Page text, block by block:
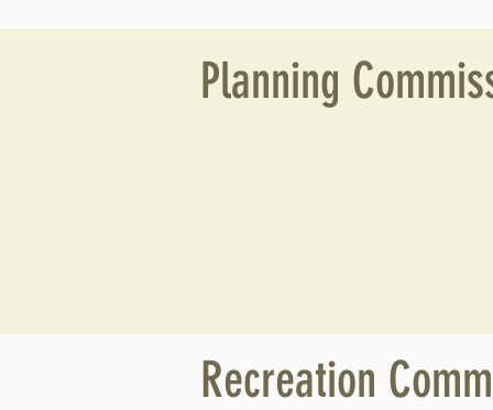
Planning
Recreation